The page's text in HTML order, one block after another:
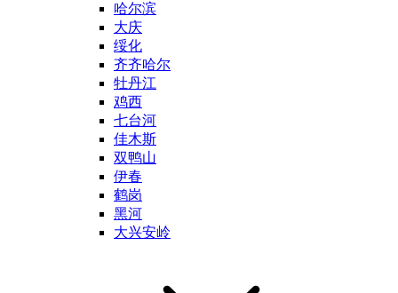
哈尔滨
大庆
绥化
齐齐哈尔
牡丹江
鸡西
七台河
佳木斯
双鸭山
伊春
鹤岗
黑河
大兴安岭